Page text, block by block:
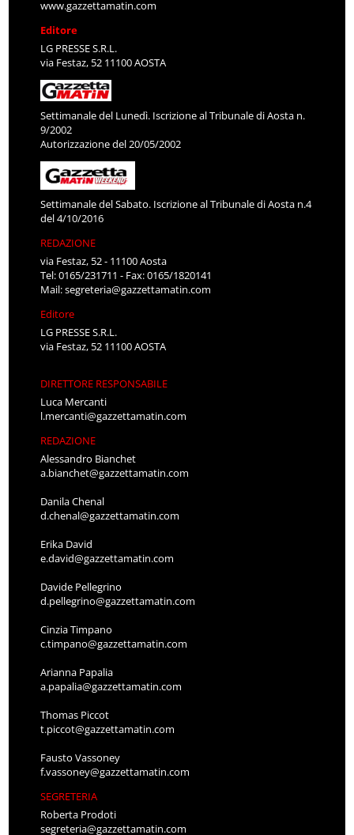
www.gazzettamatin.com
Editore
LG PRESSE S.R.L.
via Festaz, 52 11100 AOSTA
Settimanale del Lunedì. Iscrizione al Tribunale di Aosta n.
9/2002
Autorizzazione del 20/05/2002
Settimanale del Sabato. Iscrizione al Tribunale di Aosta n.4
del 4/10/2016
REDAZIONE
via Festaz, 52 - 11100 Aosta
Tel: 0165/231711 - Fax: 0165/1820141
Mail:segreteria@gazzettamatin.com
Editore
LG PRESSE S.R.L.
via Festaz, 52 11100 AOSTA
DIRETTORE RESPONSABILE
Luca Mercanti
l.mercanti@gazzettamatin.com
REDAZIONE
Alessandro Bianchet
a.bianchet@gazzettamatin.com
Danila Chenal
d.chenal@gazzettamatin.com
Erika David
e.david@gazzettamatin.com
Davide Pellegrino
d.pellegrino@gazzettamatin.com
Cinzia Timpano
c.timpano@gazzettamatin.com
Arianna Papalia
a.papalia@gazzettamatin.com
Thomas Piccot
t.piccot@gazzettamatin.com
Fausto Vassoney
f.vassoney@gazzettamatin.com
SEGRETERIA
Roberta Prodoti
segreteria@gazzettamatin.com